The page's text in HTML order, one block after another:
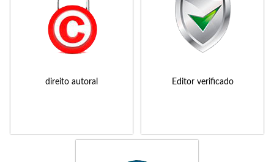
direito autoral Editor verificado